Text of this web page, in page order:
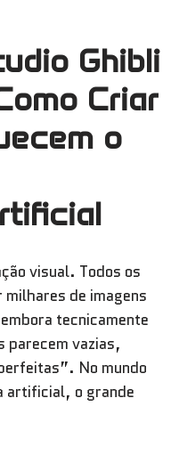
Ghibli
Criar
o
visual. Todos os
de imagens
tecnicamente
parecem vazias,
No mundo
artificial, o grande